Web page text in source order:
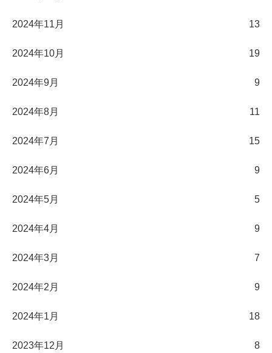
2024年11月 13
2024年10月 19
2024年9月 9
2024年8月 11
2024年7月 15
2024年6月 9
2024年5月 5
2024年4月 9
2024年3月 7
2024年2月 9
2024年1月 18
2023年12月 8